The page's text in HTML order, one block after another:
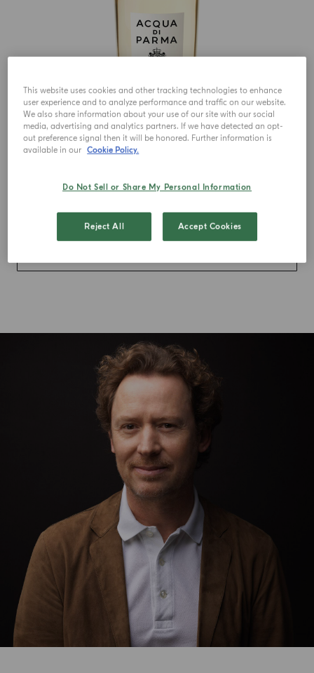
EAU DE PARFUM
This website uses cookies and other tracking technologies to enhance
user experience and to analyze performance and traffic on our website.
We also share information about your use of our site with our social
media, advertising and analytics partners. If we have detected an opt-
out preference signal then it will be honored. Further information is
available in our Cookie Policy.
Do Not Sell or Share My Personal Information
Reject All Accept Cookies